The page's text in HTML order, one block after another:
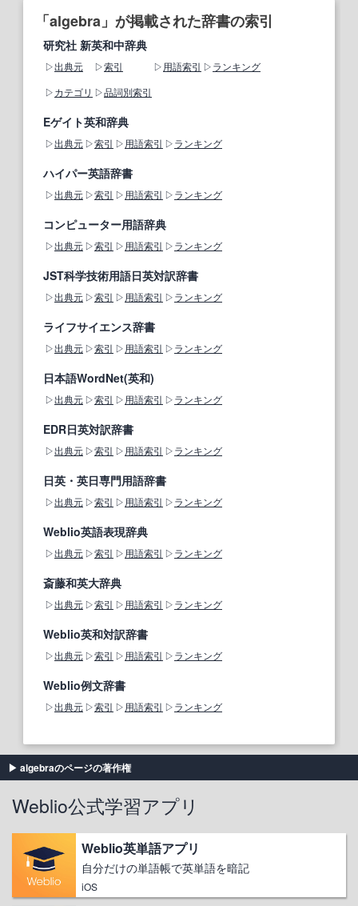
「algebra」が掲載された辞書の索引
研究社 新英和中辞典
出典元 索引 用語索引
ランキング
カテゴリ
品詞別索引
Eゲイト英和辞典
出典元 索引 用語索引 ランキング
ハイパー英語辞書
出典元 索引 用語索引 ランキング
コンピューター用語辞典
出典元 索引 用語索引 ランキング
JST科学技術用語日英対訳辞書
出典元 索引 用語索引 ランキング
ライフサイエンス辞書
出典元 索引 用語索引 ランキング
日本語WordNet(英和)
出典元 索引 用語索引 ランキング
EDR日英対訳辞書
出典元 索引 用語索引 ランキング
日英・英日専門用語辞書
出典元 索引 用語索引 ランキング
Weblio英語表現辞典
出典元 索引 用語索引 ランキング
斎藤和英大辞典
出典元 索引 用語索引 ランキング
Weblio英和対訳辞書
出典元 索引 用語索引 ランキング
Weblio例文辞書
出典元 索引 用語索引 ランキング
algebraのページの著作権
Weblio公式学習アプリ
Weblio英単語アプリ
自分だけの単語帳で英単語を暗記
iOS